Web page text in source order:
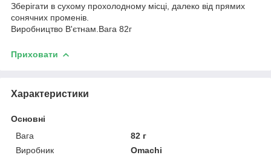
Зберігати в сухому прохолодному місці, далеко від прямих
сонячних променів.
Виробництво В'єтнам.Вага 82г
Приховати
Характеристики
Основні
Вага
82 г
Виробник
Omachi